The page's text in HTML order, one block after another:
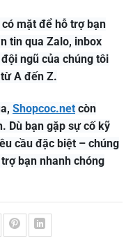
mặt để hỗ trợ bạn
tin qua Zalo, inbox
ngũ của chúng tôi
A đến Z.
Shopcoc.net còn
Dù bạn gặp sự cố kỹ
cầu đặc biệt – chúng
bạn nhanh chóng